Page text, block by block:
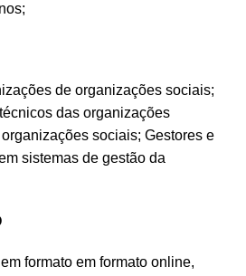
de organizações sociais;
das organizações
sociais; Gestores e
sistemas de gestão da
formato em formato online,